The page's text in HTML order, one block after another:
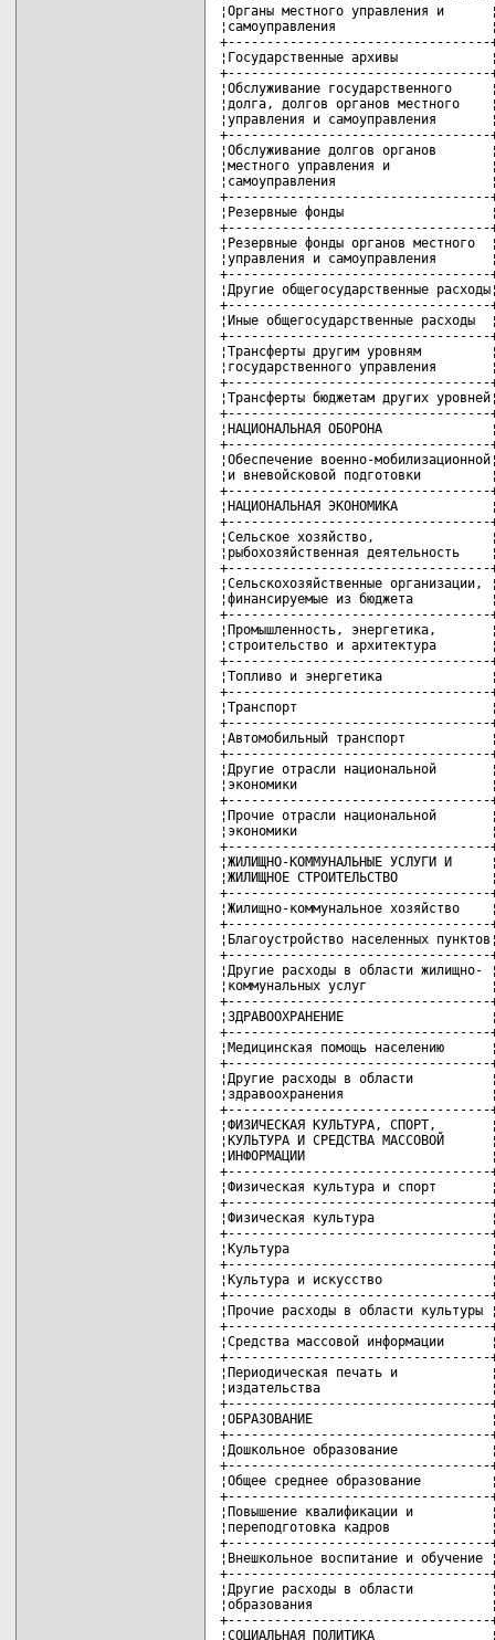
¦Органы местного управления и
¦самоуправления
+----------------------------------
¦Государственные архивы
+----------------------------------
¦Обслуживание
¦долга, долгов органов
¦управления и
+----------------------------------
¦Обслуживание долгов органов
¦местного управления и
¦самоуправления
+----------------------------------
¦Резервные фонды
+----------------------------------
¦Резервные фонды органов
¦управления и
+----------------------------------
¦Другие общегосударственные
+----------------------------------
¦Иные общегосударственные
+----------------------------------
¦Трансферты другим уровням
¦государственного
+----------------------------------
¦Трансферты бюджетам других
+----------------------------------
¦НАЦИОНАЛЬНАЯ ОБОРОНА
+----------------------------------
¦Обеспечение военно-
¦и вневойсковой
+----------------------------------
¦НАЦИОНАЛЬНАЯ ЭКОНОМИКА
+----------------------------------
¦Сельское хозяйство,
¦рыбохозяйственная
+----------------------------------
¦Сельскохозяйственные
¦финансируемые из бюджета
+----------------------------------
¦Промышленность, энергетика,
¦строительство и
+----------------------------------
¦Топливо и энергетика
+----------------------------------
¦Транспорт                         ¦
+----------------------------------
¦Автомобильный транспорт
+----------------------------------
¦Другие отрасли национальной
¦экономики
+----------------------------------
¦Прочие отрасли национальной
¦экономики
+----------------------------------
¦ЖИЛИЩНО-КОММУНАЛЬНЫЕ УСЛУГИ
¦ЖИЛИЩНОЕ СТРОИТЕЛЬСТВО
+----------------------------------
¦Жилищно-коммунальное
+----------------------------------
¦Благоустройство населенных
+----------------------------------
¦Другие расходы в области
¦коммунальных услуг
+----------------------------------
¦ЗДРАВООХРАНЕНИЕ
+----------------------------------
¦Медицинская помощь населению
+----------------------------------
¦Другие расходы в области
¦здравоохранения
+----------------------------------
¦ФИЗИЧЕСКАЯ КУЛЬТУРА, СПОРТ,
¦КУЛЬТУРА И СРЕДСТВА
¦ИНФОРМАЦИИ
+----------------------------------
¦Физическая культура и спорт
+----------------------------------
¦Физическая культура
+----------------------------------
¦Культура                          ¦
+----------------------------------
¦Культура и искусство
+----------------------------------
¦Прочие расходы в области
+----------------------------------
¦Средства массовой
+----------------------------------
¦Периодическая печать и
¦издательства
+----------------------------------
¦ОБРАЗОВАНИЕ
+----------------------------------
¦Дошкольное образование
+----------------------------------
¦Общее среднее образование
+----------------------------------
¦Повышение квалификации и
¦переподготовка кадров
+----------------------------------
¦Внешкольное воспитание и
+----------------------------------
¦Другие расходы в области
¦образования
+----------------------------------
¦СОЦИАЛЬНАЯ ПОЛИТИКА